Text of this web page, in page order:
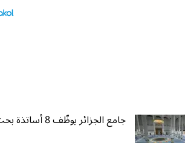
جامع الجزائر يوظّف 8 أساتذة بحث